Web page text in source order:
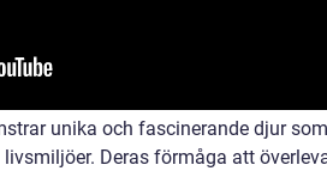
unika och fascinerande djur
Deras förmåga att